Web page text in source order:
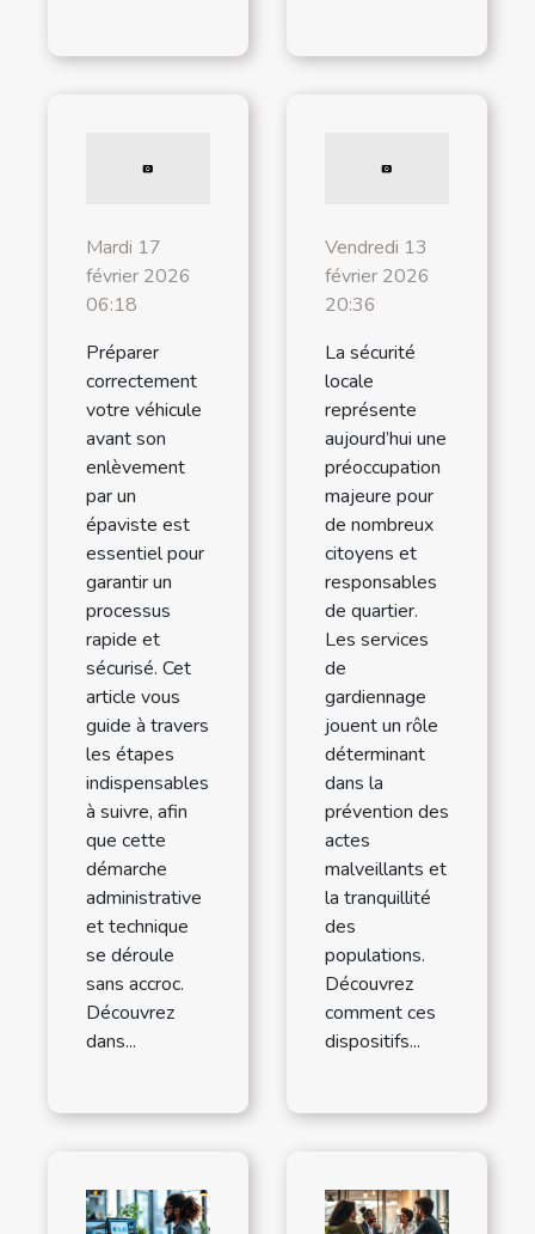
Mardi 17
février 2026
06:18
Préparer
correctement
votre véhicule
avant son
enlèvement
par un
épaviste est
essentiel pour
garantir un
processus
rapide et
sécurisé. Cet
article vous
guide à travers
les étapes
indispensables
à suivre, afin
que cette
démarche
administrative
et technique
se déroule
sans accroc.
Découvrez
dans...
Vendredi 13
février 2026
20:36
La sécurité
locale
représente
aujourd’hui une
préoccupation
majeure pour
de nombreux
citoyens et
responsables
de quartier.
Les services
de
gardiennage
jouent un rôle
déterminant
dans la
prévention des
actes
malveillants et
la tranquillité
des
populations.
Découvrez
comment ces
dispositifs...